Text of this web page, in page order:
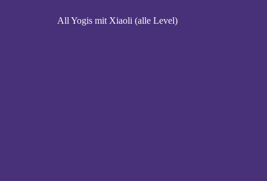
All Yogis mit Xiaoli (alle Level)